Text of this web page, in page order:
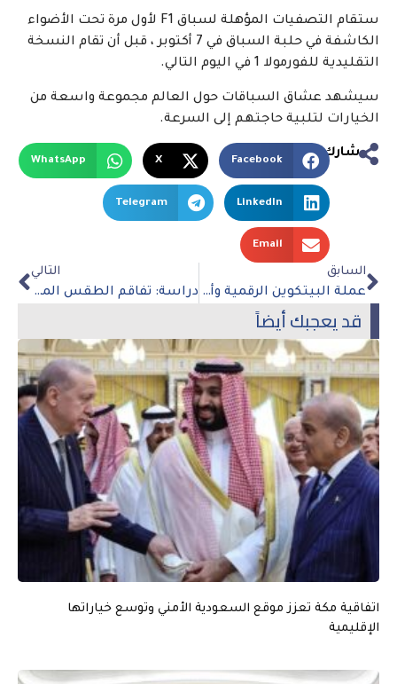
ستقام التصفيات المؤهلة لسباق F1 لأول مرة تحت الأضواء
الكاشفة في حلبة السباق في 7 أكتوبر ، قبل أن تقام النسخة
التقليدية للفورمولا 1 في اليوم التالي.
سيشهد عشاق السباقات حول العالم مجموعة واسعة من
الخيارات لتلبية حاجتهم إلى السرعة.
شارك
Facebook
X
WhatsApp
LinkedIn
Telegram
Email
السابق
عملة البيتكوين الرقمية وأداء سوق العملات المشفرة في 2023
التالي
دراسة: تفاقم الطقس المتطرف في جميع أنحاء العالم بسبب أزمة المناخ
قد يعجبك أيضاً
اتفاقية مكة تعزز موقع السعودية الأمني وتوسع خياراتها
الإقليمية